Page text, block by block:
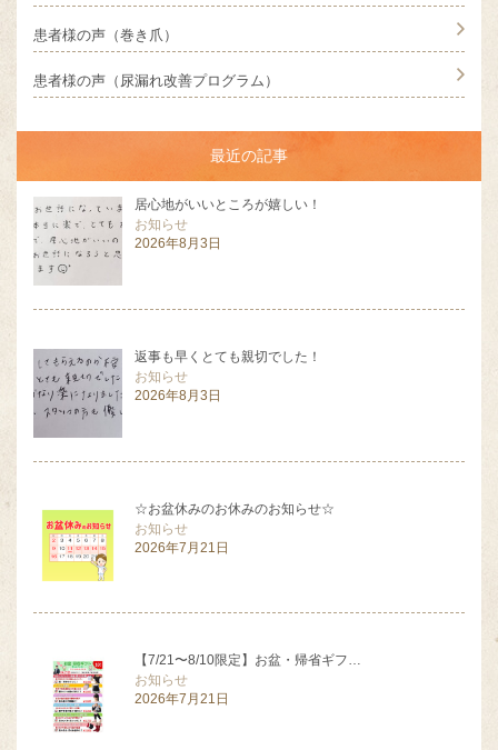
患者様の声（巻き爪）
患者様の声（尿漏れ改善プログラム）
最近の記事
居心地がいいところが嬉しい！
お知らせ
2026年8月3日
返事も早くとても親切でした！
お知らせ
2026年8月3日
☆お盆休みのお休みのお知らせ☆
お知らせ
2026年7月21日
【7/21〜8/10限定】お盆・帰省ギフ…
お知らせ
2026年7月21日